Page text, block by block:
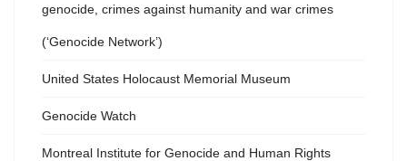
genocide, crimes against humanity and war crimes
(‘Genocide Network’)
United States Holocaust Memorial Museum
Genocide Watch
Montreal Institute for Genocide and Human Rights